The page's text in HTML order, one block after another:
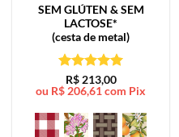
SEM GLÚTEN & SEM
LACTOSE*
(cesta de metal)
Avaliação5
de 5
R$213,00
ou R$206,61com Pix